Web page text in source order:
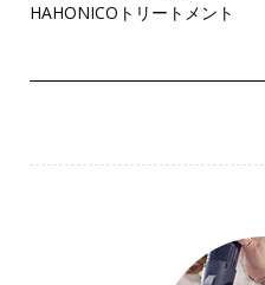
HAHONICOトリートメント